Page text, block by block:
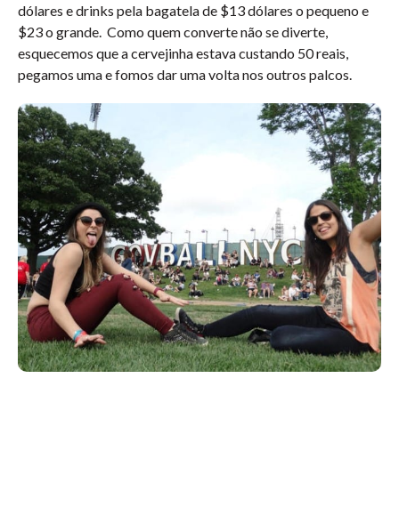
dólares e drinks pela bagatela de $13 dólares o pequeno e
$23 o grande. Como quem converte não se diverte,
esquecemos que a cervejinha estava custando 50 reais,
pegamos uma e fomos dar uma volta nos outros palcos.